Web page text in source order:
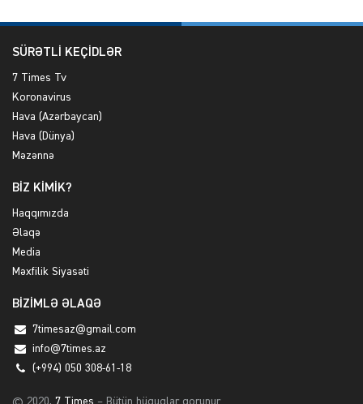
SÜRƏTLİ KEÇİDLƏR
7 Times Tv
Koronavirus
Hava (Azərbaycan)
Hava (Dünya)
Məzənnə
BİZ KİMİK?
Haqqımızda
Əlaqə
Media
Məxfilik Siyasəti
BİZİMLƏ ƏLAQƏ
7timesaz@gmail.com
info@7times.az
(+994) 050 308-61-18